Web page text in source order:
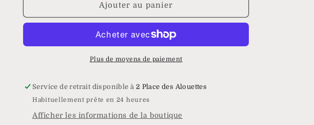
Bague
Bague
Ajouter au panier
Plus de moyens de paiement
Service de retrait disponible à 2 Place des Alouettes
Habituellement prête en 24 heures
Afficher les informations de la boutique